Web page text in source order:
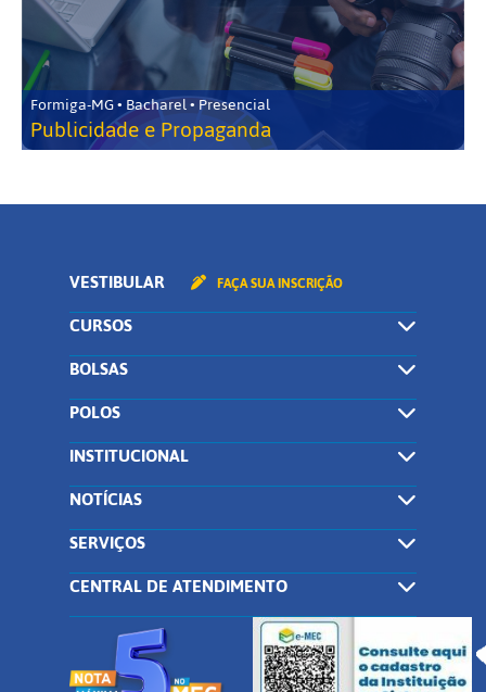
Formiga-MG • Bacharel • Presencial
Publicidade e Propaganda
VESTIBULAR FAÇA SUA INSCRIÇÃO
CURSOS
BOLSAS
POLOS
INSTITUCIONAL
NOTÍCIAS
SERVIÇOS
CENTRAL DE ATENDIMENTO